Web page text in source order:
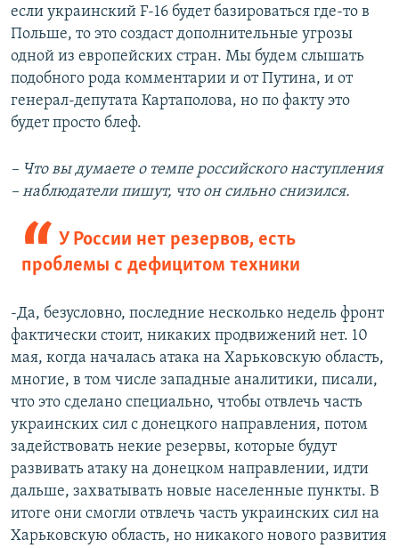
если украинский F-16 будет базироваться где-то в
Польше, то это создаст дополнительные угрозы
одной из европейских стран. Мы будем слышать
подобного рода комментарии и от Путина, и от
генерал-депутата Картаполова, но по факту это
будет просто блеф.
– Что вы думаете о темпе российского наступления
– наблюдатели пишут, что он сильно снизился.
У России нет резервов, есть
проблемы с дефицитом техники
-Да, безусловно, последние несколько недель фронт
фактически стоит, никаких продвижений нет. 10
мая, когда началась атака на Харьковскую область,
многие, в том числе западные аналитики, писали,
что это сделано специально, чтобы отвлечь часть
украинских сил с донецкого направления, потом
задействовать некие резервы, которые будут
развивать атаку на донецком направлении, идти
дальше, захватывать новые населенные пункты. В
итоге они смогли отвлечь часть украинских сил на
Харьковскую область, но никакого нового развития